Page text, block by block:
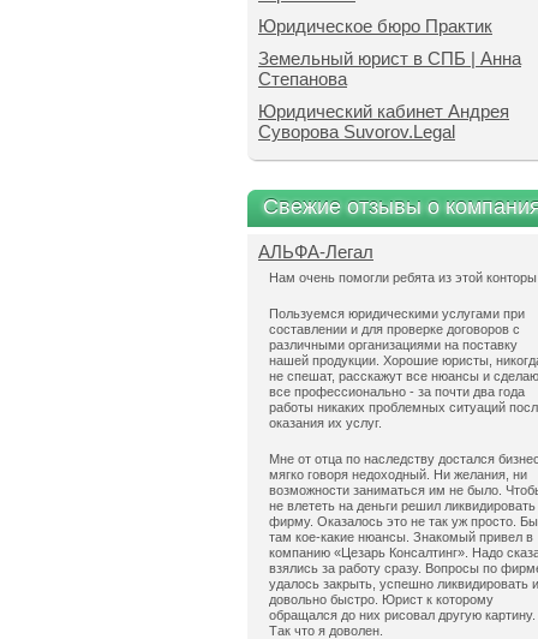
Юридическое бюро Практик
Земельный юрист в СПБ | Анна
Степанова
Юридический кабинет Андрея
Суворова Suvorov.Legal
Свежие отзывы о
АЛЬФА-Легал
Нам очень помогли ребята из этой
Пользуемся юридическими услугами при
составлении и для проверке договоров с
различными организациями на поставку
нашей продукции. Хорошие юристы,
не спешат, расскажут все нюансы и
все профессионально - за почти два года
работы никаких проблемных ситуаций
оказания их услуг.
Мне от отца по наследству достался
мягко говоря недоходный. Ни желания, ни
возможности заниматься им не было.
не влететь на деньги решил ликвидировать
фирму. Оказалось это не так уж просто.
там кое-какие нюансы. Знакомый привел в
компанию «Цезарь Консалтинг». Надо
взялись за работу сразу. Вопросы по
удалось закрыть, успешно ликвидировать и
довольно быстро. Юрист к которому
обращался до них рисовал другую картину.
Так что я доволен.